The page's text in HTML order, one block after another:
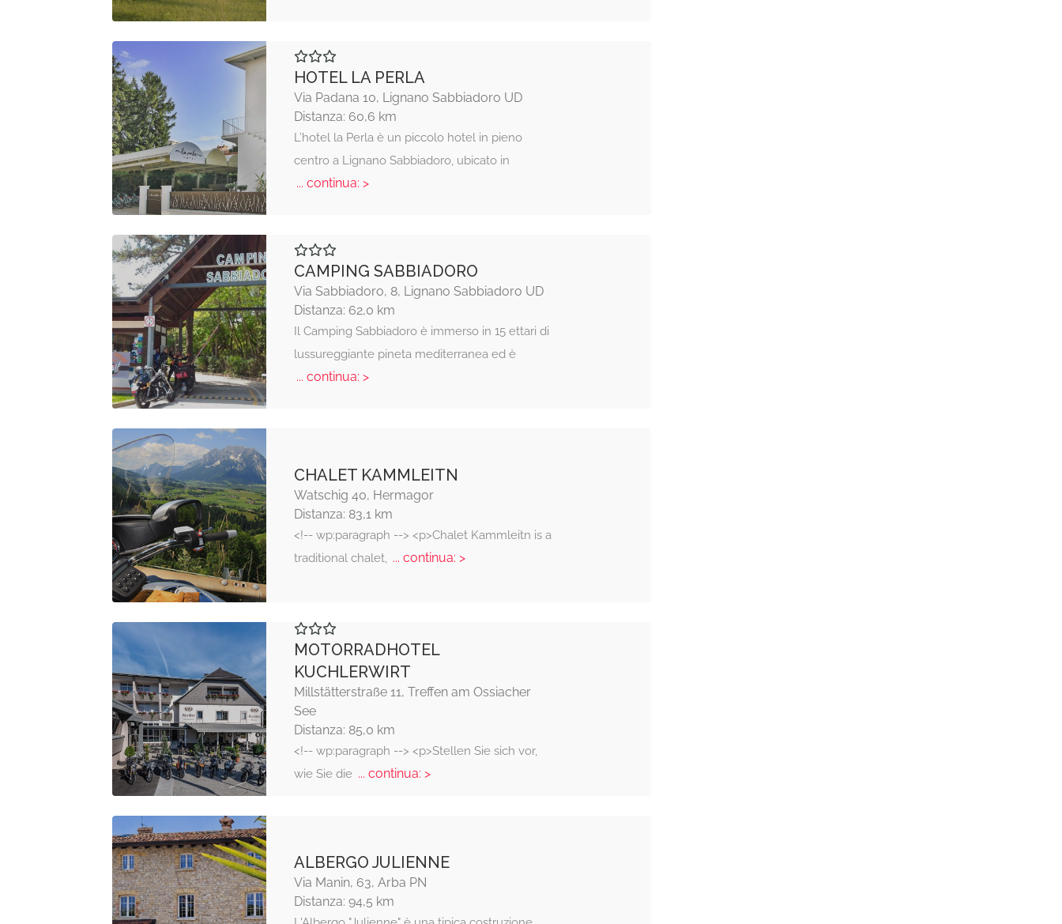
HOTEL LA PERLA
Via Padana 10, Lignano Sabbiadoro UD
Distanza: 60,6 km
L’hotel la Perla è un piccolo hotel in pieno
centro a Lignano Sabbiadoro, ubicato in
... continua: >
CAMPING SABBIADORO
Via Sabbiadoro, 8, Lignano Sabbiadoro UD
Distanza: 62,0 km
Il Camping Sabbiadoro è immerso in 15 ettari di
lussureggiante pineta mediterranea ed è
... continua: >
CHALET KAMMLEITN
Watschig 40, Hermagor
Distanza: 83,1 km
<!-- wp:paragraph --> <p>Chalet Kammleitn is a
traditional chalet,
... continua: >
MOTORRADHOTEL
KUCHLERWIRT
Millstätterstraße 11, Treffen am Ossiacher
See
Distanza: 85,0 km
<!-- wp:paragraph --> <p>Stellen Sie sich vor,
wie Sie die... continua: >
ALBERGO JULIENNE
Via Manin, 63, Arba PN
Distanza: 94,5 km